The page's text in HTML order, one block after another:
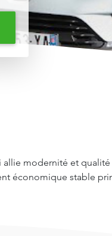
modernité et
économique stable